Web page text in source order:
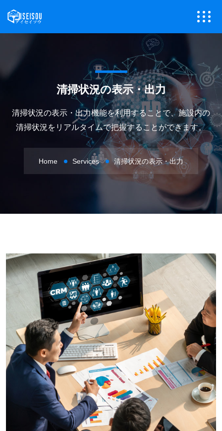
清掃状況の表示・出力
清掃状況の表示・出力機能を利用することで、施設内の
清掃状況をリアルタイムで把握することができます。
Home Services 清掃状況の表示・出力